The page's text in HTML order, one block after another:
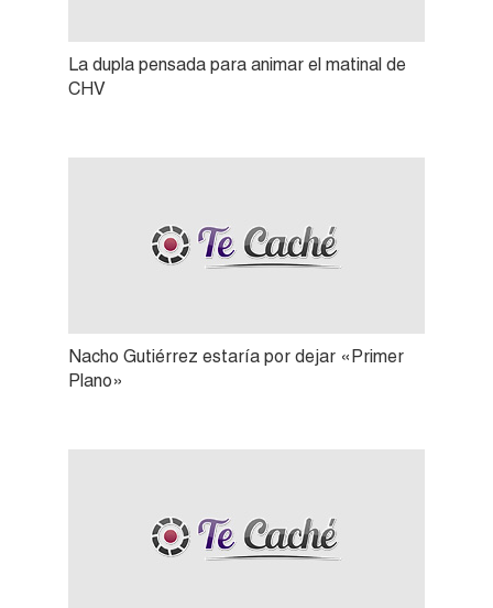
La dupla pensada para animar el matinal de
CHV
Nacho Gutiérrez estaría por dejar «Primer
Plano»